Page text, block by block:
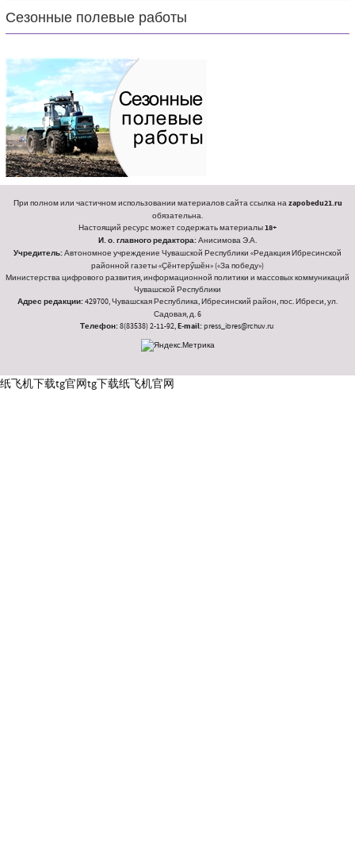
Сезонные полевые работы
При полном или частичном использовании материалов сайта ссылка наzapobedu21.ru
обязательна.
Настоящий ресурс может содержать материалы18+
И. о. главного редактора:Анисимова Э.А.
Учредитель:Автономное учреждение Чувашской Республики «Редакция Ибресинской
районной газеты «Ҫӗнтерӳшӗн» («За победу»)
Министерства цифрового развития, информационной политики и массовых коммуникаций
Чувашской Республики
Адрес редакции:429700, Чувашская Республика, Ибресинский район, пос. Ибреси, ул.
Садовая, д. 6
Телефон:8(83538) 2-11-92,E-mail:press_ibres@rchuv.ru
纸飞机下载tg官网tg下载纸飞机官网